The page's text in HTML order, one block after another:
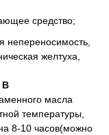
средство;
непереносимость,
желтуха,
В
масла
температуры,
8-10 часов(можно